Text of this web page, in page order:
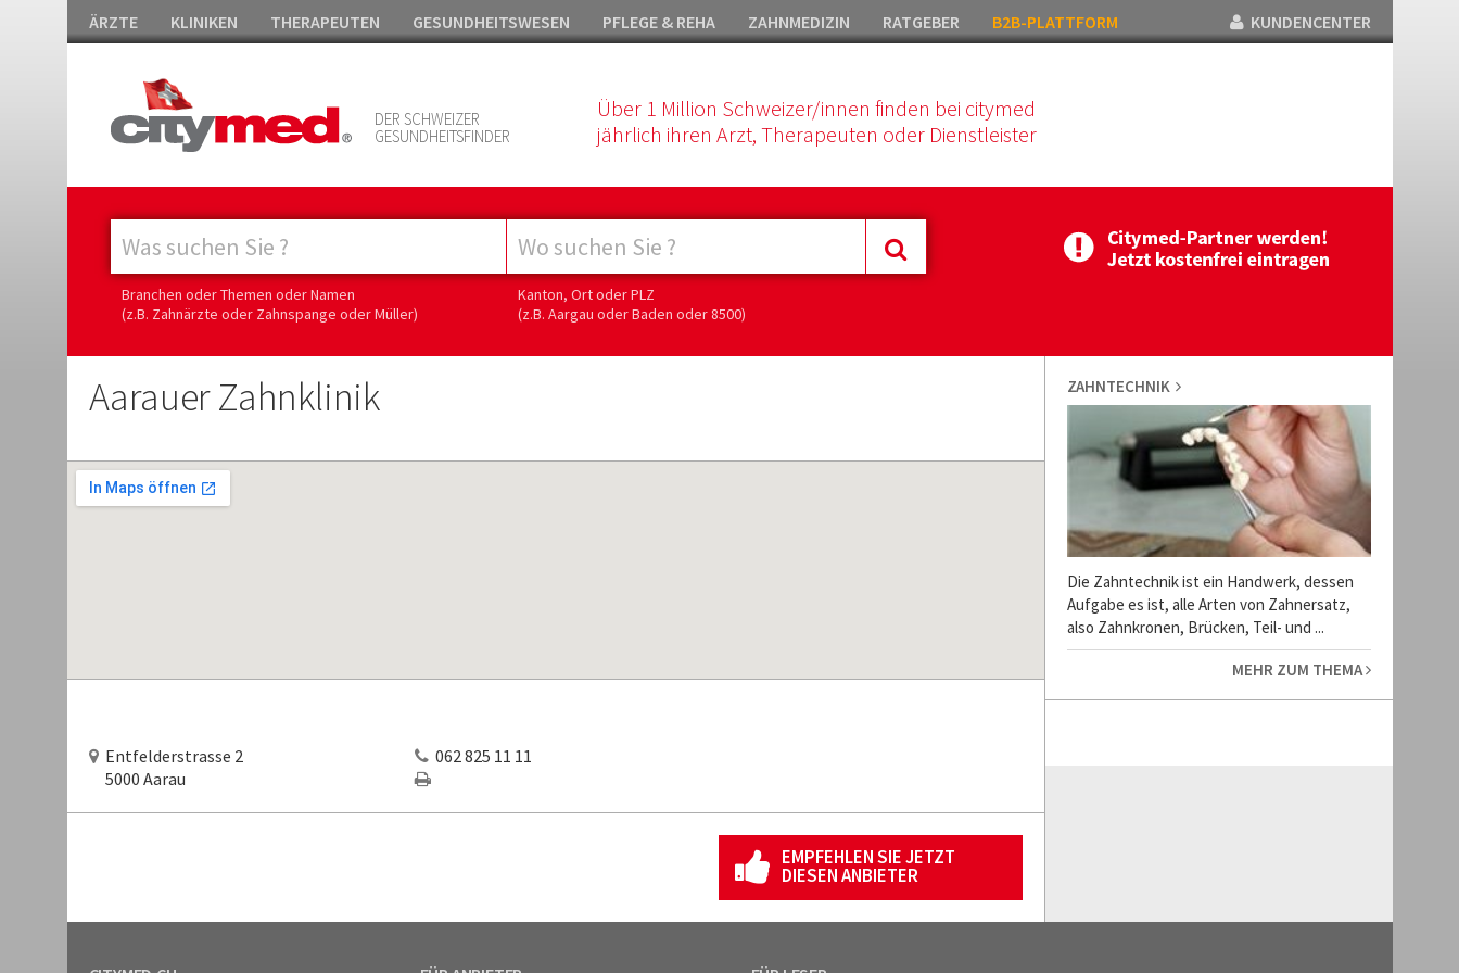
ÄRZTE KLINIKEN THERAPEUTEN GESUNDHEITSWESEN PFLEGE & REHA ZAHNMEDIZIN RATGEBER B2B-PLATTFORM KUNDENCENTER
DER SCHWEIZER
GESUNDHEITSFINDER
Über 1 Million Schweizer/innen finden bei citymed
jährlich ihren Arzt, Therapeuten oder Dienstleister
Branchen oder Themen oder Namen
(z.B. Zahnärzte oder Zahnspange oder Müller)
Kanton, Ort oder PLZ
(z.B. Aargau oder Baden oder 8500)
Aarauer Zahnklinik
Entfelderstrasse 2
5000 Aarau
062 825 11 11
EMPFEHLEN SIE JETZT
DIESEN ANBIETER
ZAHNTECHNIK
Die Zahntechnik ist ein Handwerk, dessen
Aufgabe es ist, alle Arten von Zahnersatz,
also Zahnkronen, Brücken, Teil- und ...
MEHR ZUM THEMA